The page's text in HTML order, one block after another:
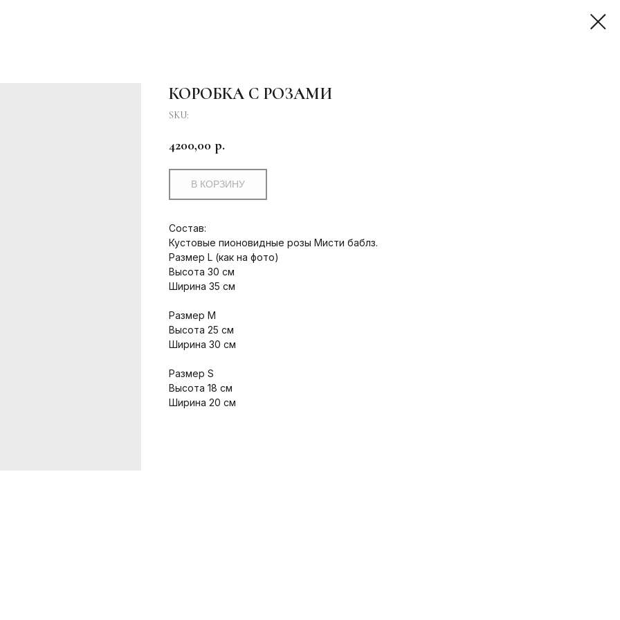
КОРОБКА С РОЗАМИ
SKU:
4200,00 р.
В КОРЗИНУ
Состав:
Кустовые пионовидные розы Мисти баблз.
Размер L (как на фото)
Высота 30 см
Ширина 35 см
Размер М
Высота 25 см
Ширина 30 см
Размер S
Высота 18 см
Ширина 20 см